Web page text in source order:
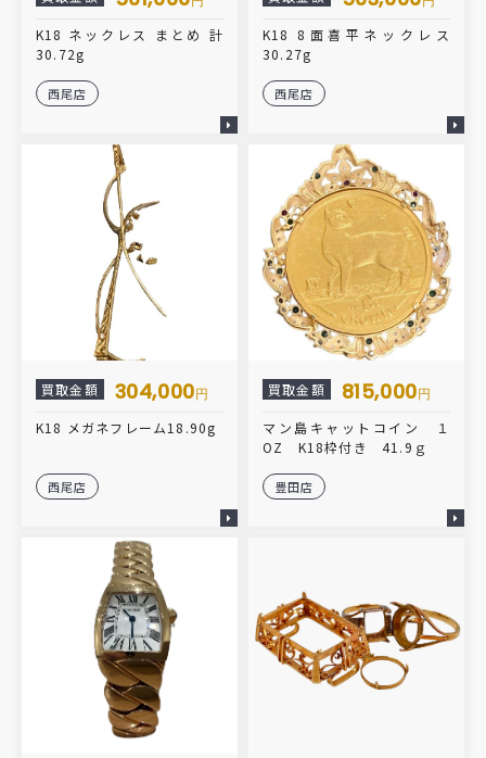
K18 ネックレス まとめ 計
30.72g
西尾店
K18 8面喜平ネックレス
30.27g
西尾店
買取金額 304,000円
K18 メガネフレーム18.90g
西尾店
買取金額 815,000円
マン島キャットコイン １
OZ K18枠付き 41.9ｇ
豊田店